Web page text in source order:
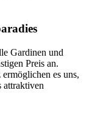
Gardinen und
Preis an.
es uns,
attraktiven